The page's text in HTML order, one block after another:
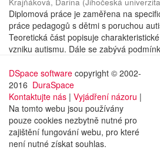
Diplomová práce je zaměřena na
práce pedagogů s dětmi s poruchou
Teoretická část popisuje
vzniku autismu. Dále se zabývá
DSpace software copyright © 2002-
2016 DuraSpace
Kontaktujte nás | Vyjádření názoru |
Na tomto webu jsou používány
pouze cookies nezbytně nutné pro
zajištění fungování webu, pro které
není nutné získat souhlas.